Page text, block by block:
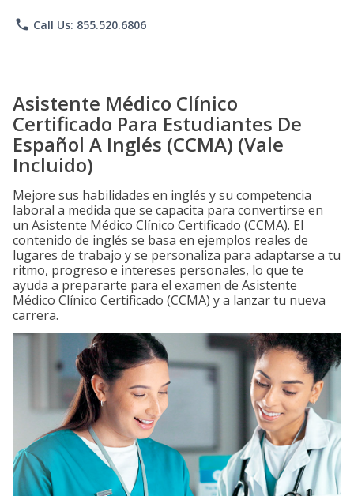
phone Call Us: 855.520.6806
Asistente Médico Clínico
Certificado Para Estudiantes De
Español A Inglés (CCMA) (Vale
Incluido)
Mejore sus habilidades en inglés y su competencia
laboral a medida que se capacita para convertirse en
un Asistente Médico Clínico Certificado (CCMA). El
contenido de inglés se basa en ejemplos reales de
lugares de trabajo y se personaliza para adaptarse a tu
ritmo, progreso e intereses personales, lo que te
ayuda a prepararte para el examen de Asistente
Médico Clínico Certificado (CCMA) y a lanzar tu nueva
carrera.